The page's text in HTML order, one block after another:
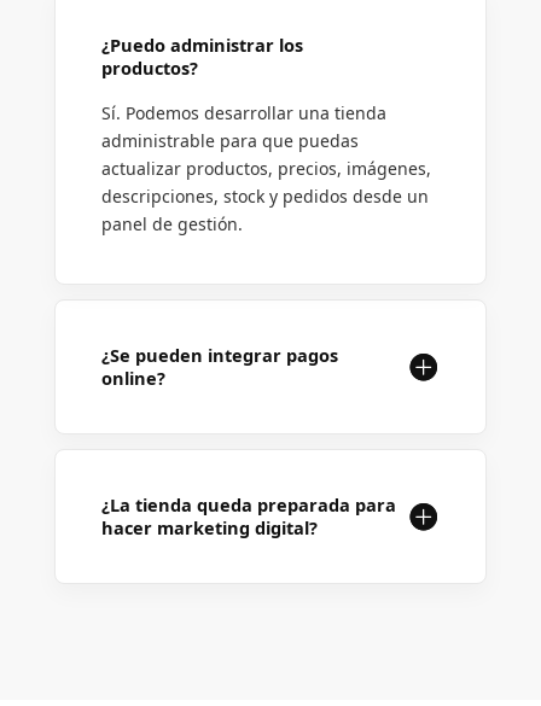
¿Puedo administrar los
productos?
Sí. Podemos desarrollar una tienda
administrable para que puedas
actualizar productos, precios, imágenes,
descripciones, stock y pedidos desde un
panel de gestión.
¿Se pueden integrar pagos
online?
¿La tienda queda preparada para
hacer marketing digital?